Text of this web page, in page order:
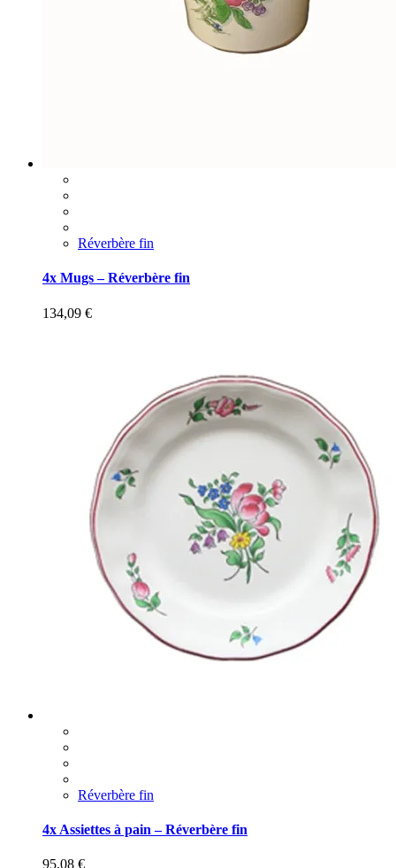
Réverbère fin
4x Mugs – Réverbère fin
134,09 €
Réverbère fin
4x Assiettes à pain – Réverbère fin
95,08 €